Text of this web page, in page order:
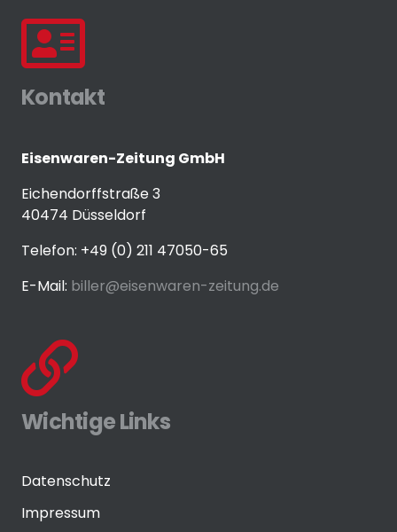
Kontakt
Eisenwaren-Zeitung GmbH
Eichendorffstraße 3
40474 Düsseldorf
Telefon: +49 (0) 211 47050-65
E-Mail: biller@eisenwaren-zeitung.de
Wichtige Links
Datenschutz
Impressum